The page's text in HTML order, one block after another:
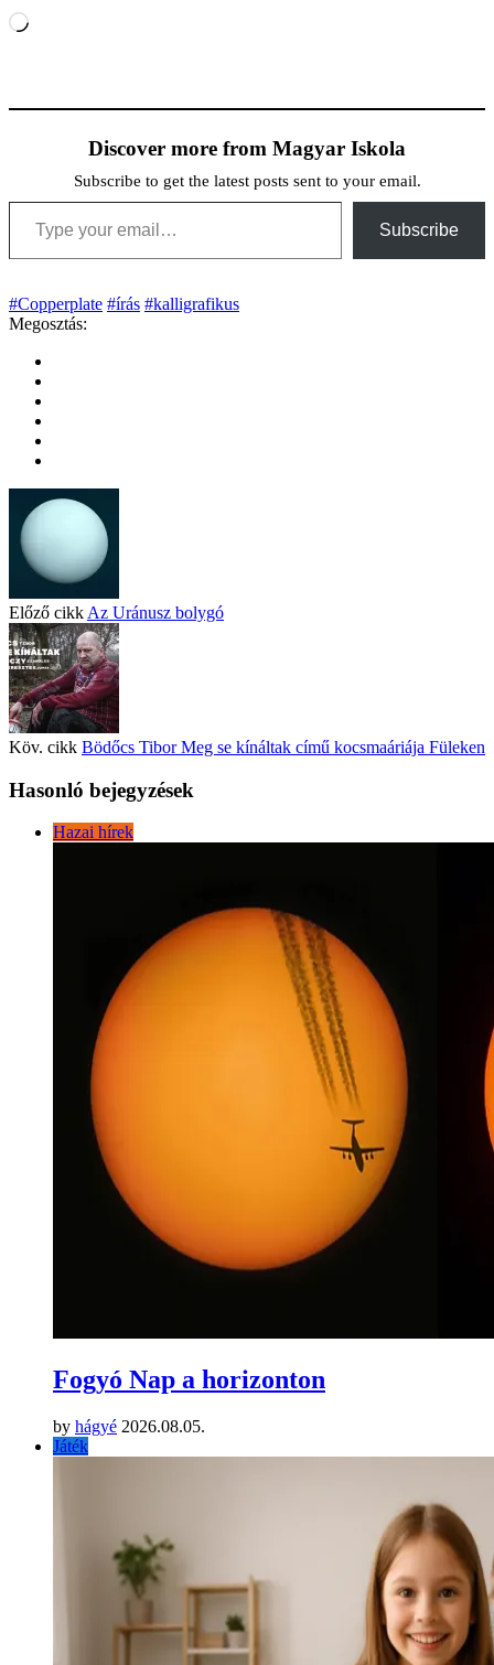
Loading…
Discover more from Magyar Iskola
Subscribe to get the latest posts sent to your email.
Type your email…
Subscribe
#Copperplate #írás #kalligrafikus
Megosztás:
Előző cikk Az Uránusz bolygó
Köv. cikk Bödőcs Tibor Meg se kínáltak című kocsmaáriája Füleken
Hasonló bejegyzések
Hazai hírek
Fogyó Nap a horizonton
by hágyé 2026.08.05.
Játék